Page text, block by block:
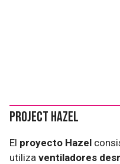
Project Hazel
El proyecto Hazel
utiliza ventiladores